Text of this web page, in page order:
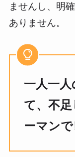
ませんし、明
ありません。
一人一
て、不
ーマン